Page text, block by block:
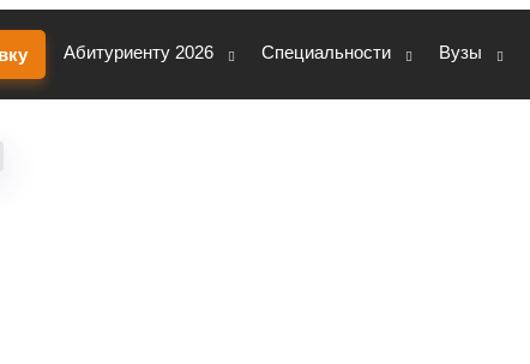
Абитуриенту 2026 Специальности Вузы